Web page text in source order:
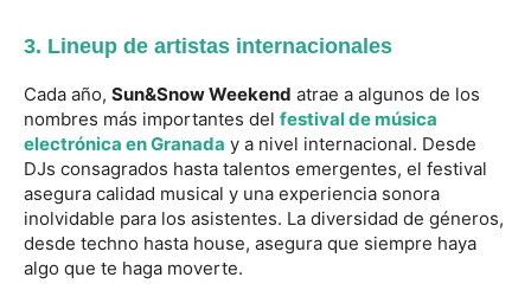
3. Lineup de artistas internacionales
Cada año, Sun&Snow Weekend atrae a algunos de los
nombres más importantes del festival de música
electrónica en Granada y a nivel internacional. Desde
DJs consagrados hasta talentos emergentes, el festival
asegura calidad musical y una experiencia sonora
inolvidable para los asistentes. La diversidad de géneros,
desde techno hasta house, asegura que siempre haya
algo que te haga moverte.